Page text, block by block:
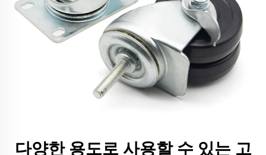
다양한 용도로 사용할 수 있는 고